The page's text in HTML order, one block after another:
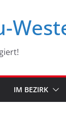
IM BEZIRK